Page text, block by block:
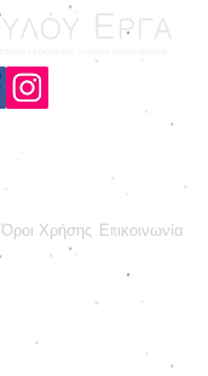
Όροι Χρήσης Επικοινωνία